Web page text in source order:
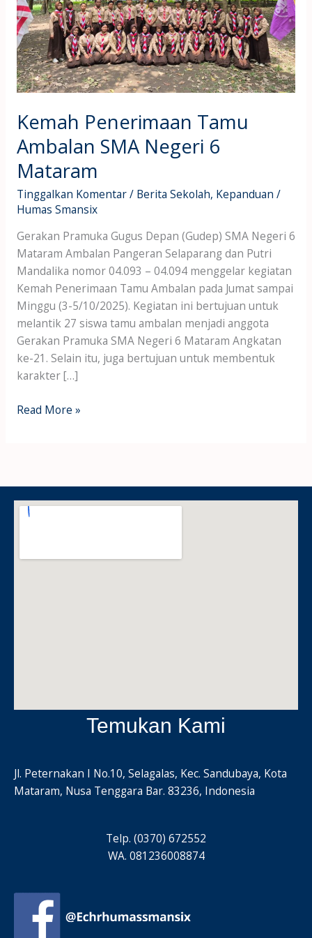
Kemah Penerimaan Tamu
Ambalan SMA Negeri 6
Mataram
Tinggalkan Komentar/ Berita Sekolah, Kepanduan /
Humas Smansix
Gerakan Pramuka Gugus Depan (Gudep) SMA Negeri 6
Mataram Ambalan Pangeran Selaparang dan Putri
Mandalika nomor 04.093 – 04.094 menggelar kegiatan
Kemah Penerimaan Tamu Ambalan pada Jumat sampai
Minggu (3-5/10/2025). Kegiatan ini bertujuan untuk
melantik 27 siswa tamu ambalan menjadi anggota
Gerakan Pramuka SMA Negeri 6 Mataram Angkatan
ke-21. Selain itu, juga bertujuan untuk membentuk
karakter […]
Mataram
Read More »
Temukan Kami
Jl. Peternakan I No.10, Selagalas, Kec. Sandubaya, Kota
Mataram, Nusa Tenggara Bar. 83236, Indonesia
Telp. (0370) 672552
WA. 081236008874